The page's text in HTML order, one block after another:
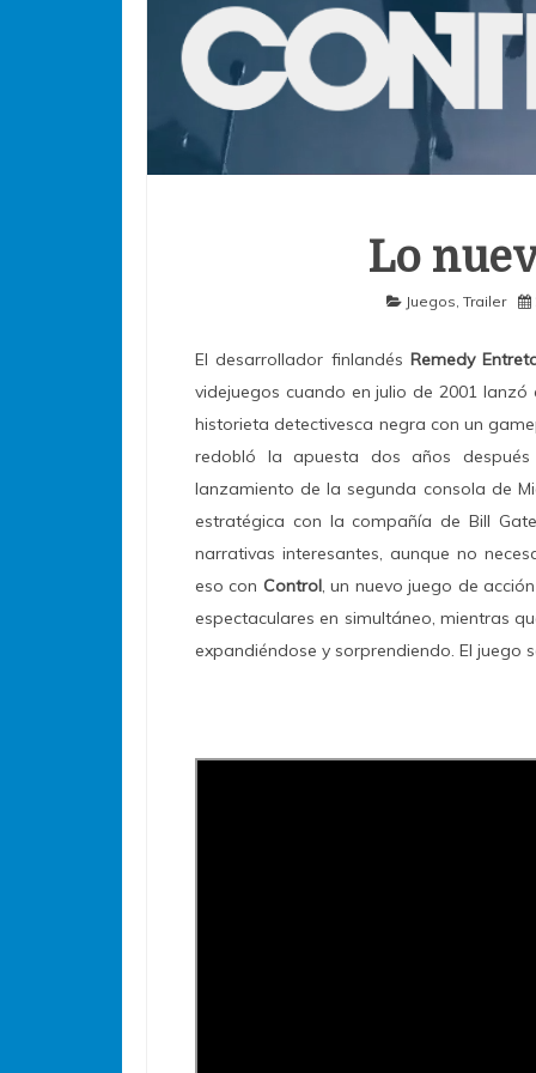
Lo
Juegos, Trailer
El desarrollador finlandésRemedy
videjuegos cuando en julio de 2001
historieta detectivesca negra con un
redobló la apuesta dos años
lanzamiento de la segunda consola de
estratégica con la compañía de Bill
narrativas interesantes, aunque no
eso con Control, un nuevo juego de
espectaculares en simultáneo, mientras
expandiéndose y sorprendiendo. El juego